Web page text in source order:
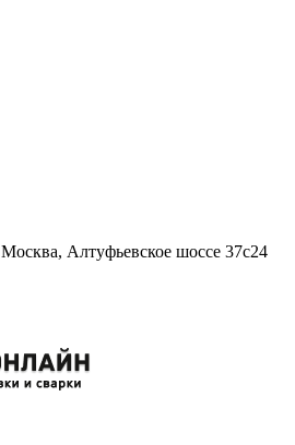
Москва, Алтуфьевское шоссе 37с24